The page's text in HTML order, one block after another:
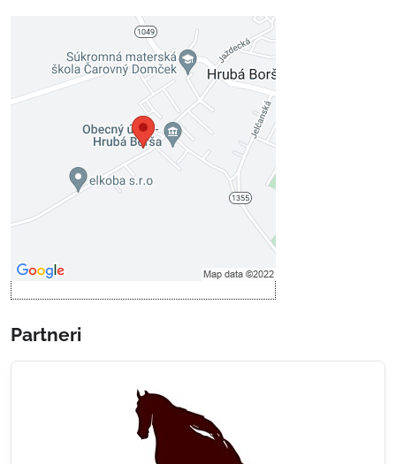
Externý obsah je blokovaný
Voľbami súkromia
Prajete si načítať externý obsah?
Povoliť tentokrát
Povoliť a zapamätať - súhlas s
Partneri